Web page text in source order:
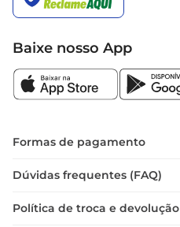
Baixe nosso App
Formas de pagamento
Dúvidas frequentes (FAQ)
Política de troca e devolução